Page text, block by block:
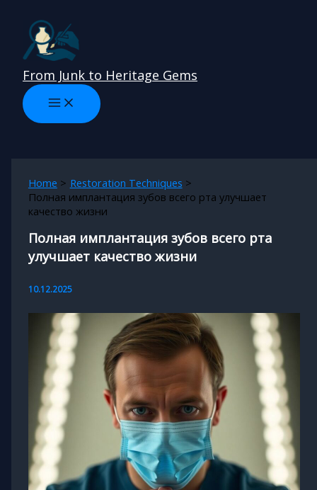
content
From Junk to Heritage Gems
Home
Restoration Techniques
Полная имплантация зубов всего рта улучшает
качество жизни
Полная имплантация зубов всего рта
улучшает качество жизни
10.12.2025